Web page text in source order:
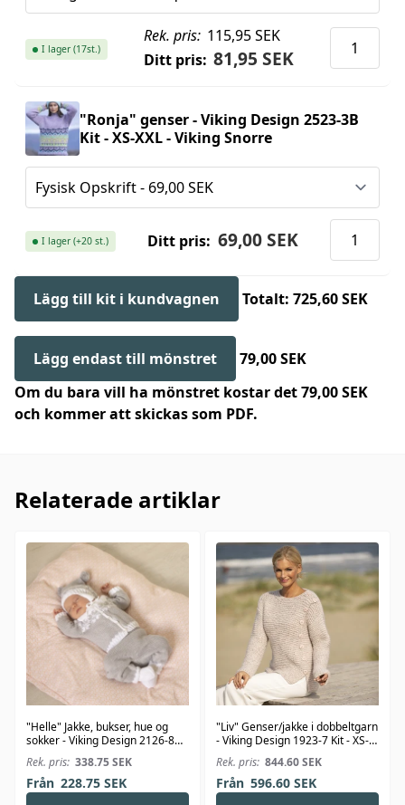
Rek. pris: 115,95 SEK
Ditt pris: 81,95 SEK
I lager (17st.)
"Ronja" genser - Viking Design 2523-3B
Kit - XS-XXL - Viking Snorre
Ditt pris: 69,00 SEK
I lager (+20 st.)
Lägg till kit i kundvagnen Totalt: 725,60 SEK
Lägg endast till mönstret
79,00 SEK
Om du bara vill ha mönstret kostar det 79,00 SEK
och kommer att skickas som PDF.
Relaterade artiklar
"Helle" Jakke, bukser, hue og
sokker - Viking Design 2126-8
Kit - 1-24 Mdr. - Viking Bambino
Rek. pris: 338.75SEK
Från 228.75SEK
"Liv" Genser/jakke i dobbeltgarn
- Viking Design 1923-7 Kit - XS-
XXL - Viking Alpaca Bris
Rek. pris: 844.60SEK
Från 596.60SEK